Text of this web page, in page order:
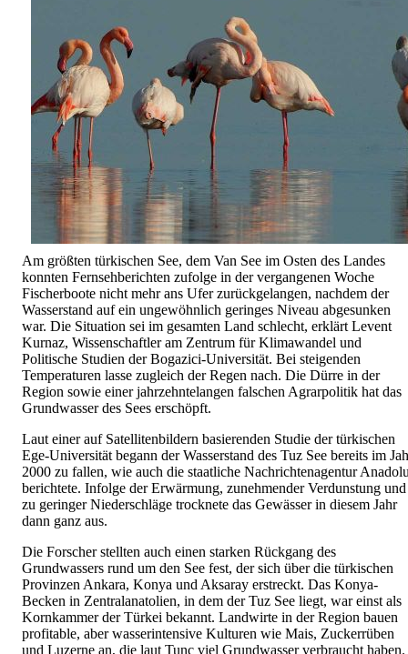
Am größten türkischen See, dem Van See im Osten des Landes
konnten Fernsehberichten zufolge in der vergangenen Woche
Fischerboote nicht mehr ans Ufer zurückgelangen, nachdem der
Wasserstand auf ein ungewöhnlich geringes Niveau abgesunken
war. Die Situation sei im gesamten Land schlecht, erklärt Levent
Kurnaz, Wissenschaftler am Zentrum für Klimawandel und
Politische Studien der Bogazici-Universität. Bei steigenden
Temperaturen lasse zugleich der Regen nach. Die Dürre in der
Region sowie einer jahrzehntelangen falschen Agrarpolitik hat das
Grundwasser des Sees erschöpft.
Laut einer auf Satellitenbildern basierenden Studie der türkischen
Ege-Universität begann der Wasserstand des Tuz See bereits im
2000 zu fallen, wie auch die staatliche Nachrichtenagentur
berichtete. Infolge der Erwärmung, zunehmender Verdunstung und
zu geringer Niederschläge trocknete das Gewässer in diesem Jahr
dann ganz aus.
Die Forscher stellten auch einen starken Rückgang des
Grundwassers rund um den See fest, der sich über die türkischen
Provinzen Ankara, Konya und Aksaray erstreckt. Das Konya-
Becken in Zentralanatolien, in dem der Tuz See liegt, war einst als
Kornkammer der Türkei bekannt. Landwirte in der Region bauen
profitable, aber wasserintensive Kulturen wie Mais, Zuckerrüben
und Luzerne an, die laut Tunc viel Grundwasser verbraucht haben.